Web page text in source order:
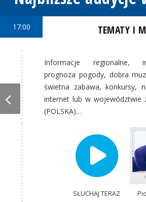
17:00 TEMATY I
Informacje regionalne,
prognoza pogody, dobra
świetna zabawa, konkursy,
internet lub w województwie
(POLSKA)…
SŁUCHAJ TERAZ